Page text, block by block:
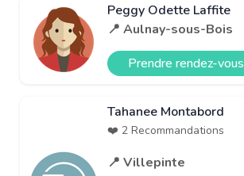
Peggy Odette Laffite
📍 Aulnay-sous-Bois
Prendre rendez-vous
Tahanee Montabord
❤️ 2 Recommandations
📍 Villepinte